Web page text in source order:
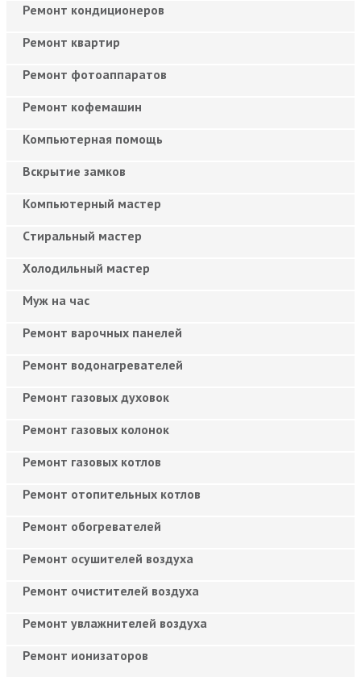
Ремонт кондиционеров
Ремонт квартир
Ремонт фотоаппаратов
Ремонт кофемашин
Компьютерная помощь
Вскрытие замков
Компьютерный мастер
Cтиральный мастер
Холодильный мастер
Муж на час
Ремонт варочных панелей
Ремонт водонагревателей
Ремонт газовых духовок
Ремонт газовых колонок
Ремонт газовых котлов
Ремонт отопительных котлов
Ремонт обогревателей
Ремонт осушителей воздуха
Ремонт очистителей воздуха
Ремонт увлажнителей воздуха
Ремонт ионизаторов